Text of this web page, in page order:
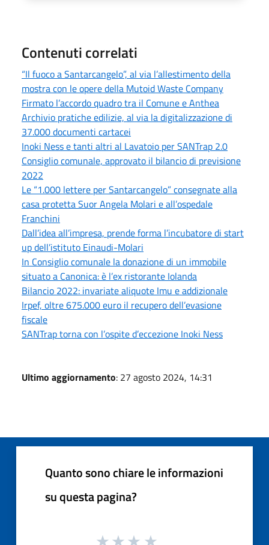
Contenuti correlati
“Il fuoco a Santarcangelo”, al via l’allestimento della
mostra con le opere della Mutoid Waste Company
Firmato l’accordo quadro tra il Comune e Anthea
Archivio pratiche edilizie, al via la digitalizzazione di
37.000 documenti cartacei
Inoki Ness e tanti altri al Lavatoio per SANTrap 2.0
Consiglio comunale, approvato il bilancio di previsione
2022
Le “1.000 lettere per Santarcangelo” consegnate alla
casa protetta Suor Angela Molari e all’ospedale
Franchini
Dall’idea all’impresa, prende forma l’incubatore di start
up dell’istituto Einaudi-Molari
In Consiglio comunale la donazione di un immobile
situato a Canonica: è l’ex ristorante Iolanda
Bilancio 2022: invariate aliquote Imu e addizionale
Irpef, oltre 675.000 euro il recupero dell’evasione
fiscale
SANTrap torna con l’ospite d’eccezione Inoki Ness
Ultimo aggiornamento: 27 agosto 2024, 14:31
Quanto sono chiare le informazioni
su questa pagina?